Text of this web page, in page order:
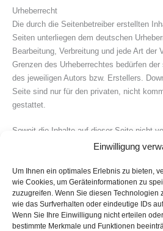
Einwilligung
Um Ihnen ein optimales Erlebnis zu bieten,
wie Cookies, um Geräteinformationen zu
zuzugreifen. Wenn Sie diesen Technologien
wie das Surfverhalten oder eindeutige IDs
Wenn Sie Ihre Einwilligung nicht erteilen
bestimmte Merkmale und Funktionen
Urheberrecht
Die durch die Seitenbetreiber erstellten
Seiten unterliegen dem deutschen
Bearbeitung, Verbreitung und jede Art der
Grenzen des Urheberrechtes bedürfen
des jeweiligen Autors bzw. Erstellers.
Seite sind nur für den privaten, nicht
gestattet.
Soweit die Inhalte auf dieser Seite nicht
werden die Urheberrechte Dritter beachtet.
eine Urheberrechtsverletzung aufmerksam
entsprechenden Hinweis. Bei
werden wir derartige Inhalte umgehend